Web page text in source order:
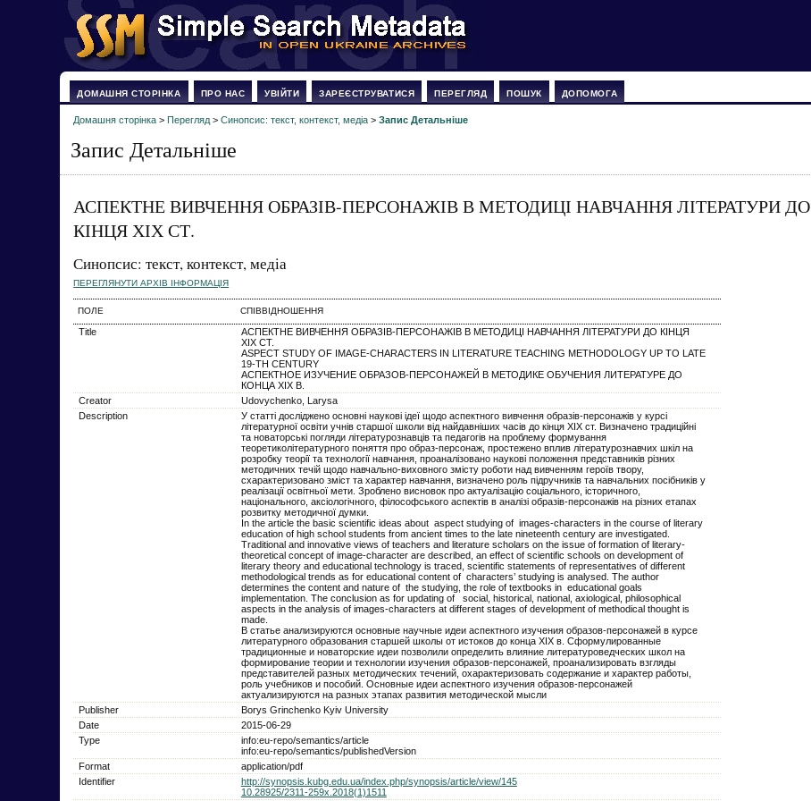
ДОМАШНЯ СТОРІНКА ПРО НАС УВІЙТИ ЗАРЕЄСТРУВАТИСЯ ПЕРЕГЛЯД ПОШУК ДОПОМОГА
Домашня сторінка >Перегляд >Синопсис: текст, контекст, медіа >Запис Детальніше
Запис Детальніше
АСПЕКТНЕ ВИВЧЕННЯ ОБРАЗІВ-ПЕРСОНАЖІВ В МЕТОДИЦІ НАВЧАННЯ ЛІТЕРАТУРИ ДО
КІНЦЯ ХІХ СТ.
Синопсис: текст, контекст, медіа
ПЕРЕГЛЯНУТИ АРХІВ ІНФОРМАЦІЯ
ПОЛЕ СПІВВІДНОШЕННЯ
Title
АСПЕКТНЕ ВИВЧЕННЯ ОБРАЗІВ-ПЕРСОНАЖІВ В МЕТОДИЦІ НАВЧАННЯ ЛІТЕРАТУРИ ДО КІНЦЯ
ХІХ СТ.
ASPECT STUDY OF IMAGE-CHARACTERS IN LITERATURE TEACHING METHODOLOGY UP TO LATE
19-TH CENTURY
АСПЕКТНОЕ ИЗУЧЕНИЕ ОБРАЗОВ-ПЕРСОНАЖЕЙ В МЕТОДИКЕ ОБУЧЕНИЯ ЛИТЕРАТУРЕ ДО
КОНЦА XIX В.
Creator
Udovychenko, Larysa
Description
У статті досліджено основні наукові ідеї щодо аспектного вивчення образів-персонажів у курсі
літературної освіти учнів старшої школи від найдавніших часів до кінця ХІХ ст. Визначено традиційні
та новаторські погляди літературознавців та педагогів на проблему формування
теоретиколітературного поняття про образ-персонаж, простежено вплив літературознавчих шкіл на
розробку теорії та технології навчання, проаналізовано наукові положення представників різних
методичних течій щодо навчально-виховного змісту роботи над вивченням героїв твору,
схарактеризовано зміст та характер навчання, визначено роль підручників та навчальних посібників у
реалізації освітньої мети. Зроблено висновок про актуалізацію соціального, історичного,
національного, аксіологічного, філософського аспектів в аналізі образів-персонажів на різних етапах
розвитку методичної думки.
In the article the basic scientific ideas about aspect studying of images-characters in the course of literary
education of high school students from ancient times to the late nineteenth century are investigated.
Traditional and innovative views of teachers and literature scholars on the issue of formation of literary-
theoretical concept of image-character are described, an effect of scientific schools on development of
literary theory and educational technology is traced, scientific statements of representatives of different
methodological trends as for educational content of characters’ studying is analysed. The author
determines the content and nature of the studying, the role of textbooks in educational goals
implementation. The conclusion as for updating of social, historical, national, axiological, philosophical
aspects in the analysis of images-characters at different stages of development of methodical thought is
made.
В статье анализируются основные научные идеи аспектного изучения образов-персонажей в курсе
литературного образования старшей школы от истоков до конца ХІХ в. Сформулированные
традиционные и новаторские идеи позволили определить влияние литературоведческих школ на
формирование теории и технологии изучения образов-персонажей, проанализировать взгляды
представителей разных методических течений, охарактеризовать содержание и характер работы,
роль учебников и пособий. Основные идеи аспектного изучения образов-персонажей
актуализируются на разных этапах развития методической мысли
Publisher
Borys Grinchenko Kyiv University
Date
2015-06-29
Type
info:eu-repo/semantics/article
info:eu-repo/semantics/publishedVersion
Format
application/pdf
Identifier
http://synopsis.kubg.edu.ua/index.php/synopsis/article/view/145
10.28925/2311-259x.2018(1)1511